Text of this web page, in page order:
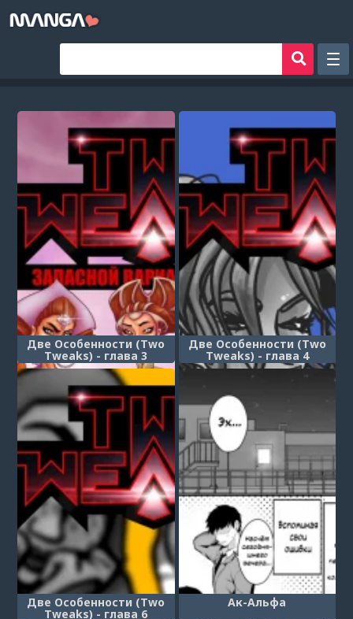
Авторы
Аниме хентай
Сборники манги
Sign in
Register
Две Особенности (Two
Tweaks) - глава 3
Две Особенности (Two
Tweaks) - глава 4
Две Особенности (Two
Tweaks) - глава 6
Ак-Альфа